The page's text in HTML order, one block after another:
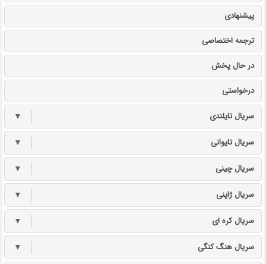
پیشنهادی
ترجمه اختصاصی
در حال پخش
درخواستی
سریال تایلندی ▼
سریال تایوانی ▼
سریال چینی ▼
سریال ژاپنی ▼
سریال کره ای ▼
سریال هنگ کنگی ▼